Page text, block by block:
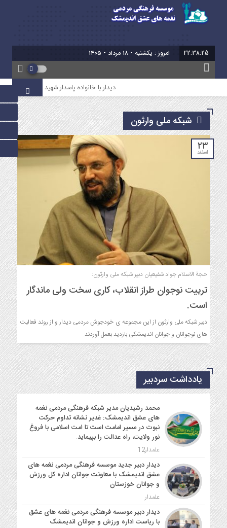
22:38:26 امروز : یکشنبه - ۱۸ مرداد - ۱۴۰۵
دیدار با خانواده پاسدار شهید سروش میرعالی
شبکه ملی وارثون
۲۳
اسفند
حجة الاسلام جواد شفیعیان دبیر شبکه ملی وارثون:
ترییت نوجوان طراز انقلاب، کاری سخت ولی ماندگار
است.
دبیر شبکه ملی وارثون از این مجموعه ی خودجوش مردمی دیدار و از روند فعالیت
های نوجوانان و جوانان اندیمشکی بازدید بعمل آوردند.
یادداشت سردبیر
محمد رشیدیان مدیر شبکه فرهنگی مردمی نغمه
های عشق اندیمشک: غدیر نشانه تداوم حرکت
نبوت در مسیر امامت است تا امت اسلامی با فروغ
نور ولایت، راه عدالت را بپیماید.
علمدار12
دیدار دبیر جدید موسسه فرهنگی مردمی نغمه های
عشق اندیمشک با معاونت جوانان اداره کل ورزش
و جوانان خوزستان
علمدار
دیدار دبیر موسسه فرهنگی مردمی نغمه های عشق
با ریاست اداره ورزش و جوانان اندیمشک